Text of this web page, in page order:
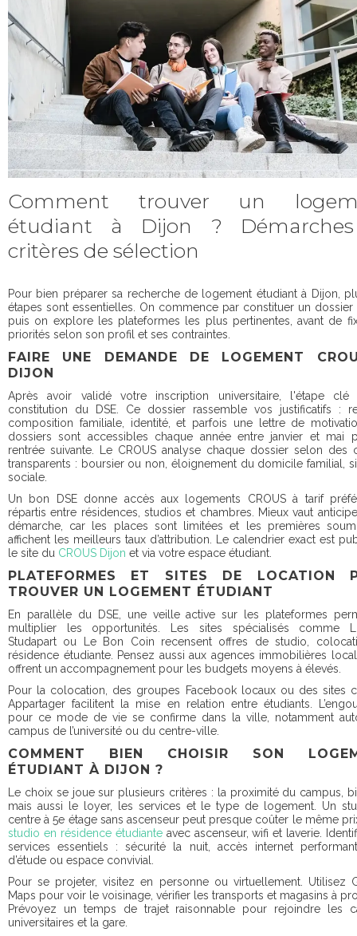
Comment trouver un
étudiant à Dijon ?
critères de sélection
Pour bien préparer sa recherche de logement étudiant à Dijon,
étapes sont essentielles. On commence par constituer un dossier
puis on explore les plateformes les plus pertinentes, avant de
priorités selon son profil et ses contraintes.
FAIRE UNE DEMANDE DE LOGEMENT
DIJON
Après avoir validé votre inscription universitaire, l'étape
constitution du DSE. Ce dossier rassemble vos justificatifs :
composition familiale, identité, et parfois une lettre de
dossiers sont accessibles chaque année entre janvier et mai
rentrée suivante. Le CROUS analyse chaque dossier selon des
transparents : boursier ou non, éloignement du domicile familial,
sociale.
Un bon DSE donne accès aux logements CROUS à tarif
répartis entre résidences, studios et chambres. Mieux vaut
démarche, car les places sont limitées et les premières
affichent les meilleurs taux d’attribution. Le calendrier exact est
le site du CROUS Dijon et via votre espace étudiant.
PLATEFORMES ET SITES DE LOCATION
TROUVER UN LOGEMENT ÉTUDIANT
En parallèle du DSE, une veille active sur les plateformes
multiplier les opportunités. Les sites spécialisés comme
Studapart ou Le Bon Coin recensent offres de studio,
résidence étudiante. Pensez aussi aux agences immobilières
offrent un accompagnement pour les budgets moyens à élevés.
Pour la colocation, des groupes Facebook locaux ou des sites
Appartager facilitent la mise en relation entre étudiants.
pour ce mode de vie se confirme dans la ville, notamment
campus de l’université ou du centre-ville.
COMMENT BIEN CHOISIR SON
ÉTUDIANT À DIJON ?
Le choix se joue sur plusieurs critères : la proximité du campus,
mais aussi le loyer, les services et le type de logement. Un
centre à 5e étage sans ascenseur peut presque coûter le même
studio en résidence étudianteavec ascenseur, wifi et laverie.
services essentiels : sécurité la nuit, accès internet
d’étude ou espace convivial.
Pour se projeter, visitez en personne ou virtuellement. Utilisez
Maps pour voir le voisinage, vérifier les transports et magasins à
Prévoyez un temps de trajet raisonnable pour rejoindre les
universitaires et la gare.